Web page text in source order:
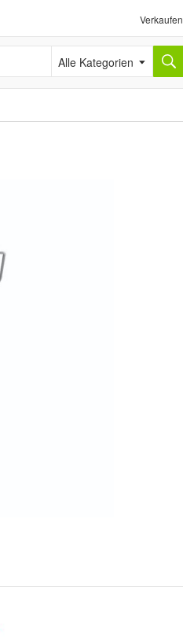
Verkaufen
Alle Kategorien